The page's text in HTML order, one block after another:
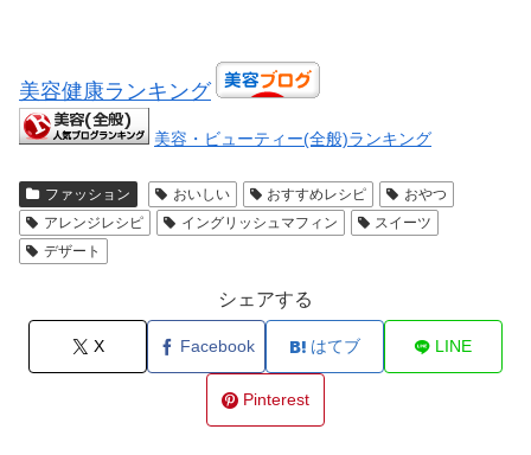
美容健康ランキング
美容・ビューティー(全般)ランキング
ファッション おいしい おすすめレシピ
おやつ
アレンジレシピ
イングリッシュマフィン
スイーツ
デザート
シェアする
X Facebook はてブ LINE
Pinterest